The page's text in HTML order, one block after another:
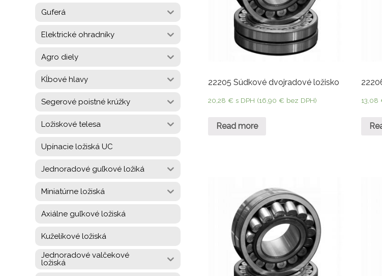
22205 Súdkové dvojradové ložisko
20,28€ s DPH (16,90€ bez DPH)
Read more
13,08
Guferá
Elektrické ohradníky
Agro diely
Kĺbové hlavy
Segerové poistné krúžky
Ložiskové telesa
Upínacie ložiská UC
Jednoradové guľkové ložiká
Miniatúrne ložiská
Axiálne guľkové ložiská
Kuželíkové ložiská
Jednoradové valčekové
ložiská